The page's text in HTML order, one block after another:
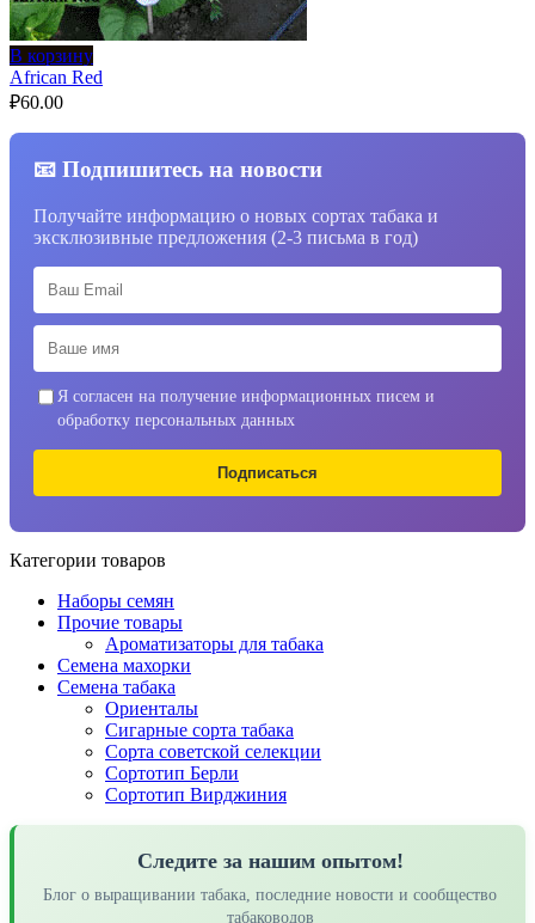
В корзину
African Red
₽60.00
📧 Подпишитесь на новости
Получайте информацию о новых сортах табака и
эксклюзивные предложения (2-3 письма в год)
Я согласен на получение информационных писем и
обработку персональных данных
Подписаться
Категории товаров
Наборы семян
Прочие товары
Ароматизаторы для табака
Семена махорки
Семена табака
Ориенталы
Сигарные сорта табака
Сорта советской селекции
Сортотип Берли
Сортотип Вирджиния
Следите за нашим опытом!
Блог о выращивании табака, последние новости и сообщество
табаководов